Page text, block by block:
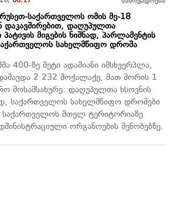
საქართველოს ომის მე-18
დაკავშირებით, დაღუპულთა
პატივის მიგების ნიშნად, პარლამენტის
სახელმწიფო დროშა
400-ზე მეტი ადამიანი იმსხვერპლა,
2 232 მოქალაქე, მათ შორის 1
მოსამსახურე. დაღუპულთა ხსოვნის
საქართველოს სახელმწიფო დროშები
საქართველოს მთელ ტერიტორიაზე
ორგანოების შენობებზე.